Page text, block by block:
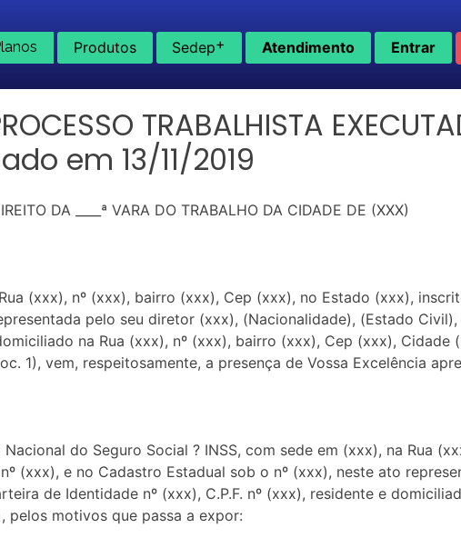
Produtos Sedep+ Atendimento Entrar
TRABALHISTA
em 13/11/2019
DA ____ª VARA DO TRABALHO DA CIDADE DE (XXX)
(xxx), nº (xxx), bairro (xxx), Cep (xxx), no Estado (xxx),
pelo seu diretor (xxx), (Nacionalidade), (Estado
na Rua (xxx), nº (xxx), bairro (xxx), Cep (xxx), Cidade
1), vem, respeitosamente, a presença de Vossa Excelência
do Seguro Social ? INSS, com sede em (xxx), na Rua
(xxx), e no Cadastro Estadual sob o nº (xxx), neste ato
de Identidade nº (xxx), C.P.F. nº (xxx), residente e
motivos que passa a expor: